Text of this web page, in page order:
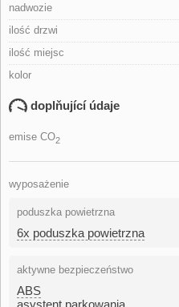
nadwozie
ilość drzwi
ilość miejsc
kolor
doplňující údaje
emise CO2
wyposażenie
poduszka powietrzna
6x poduszka powietrzna
aktywne bezpieczeństwo
ABS
asystent parkowania